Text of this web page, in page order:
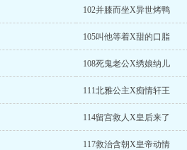
102并膝而坐X异世烤鸭
105叫他等着X甜的口脂
108死鬼老公X绣娘纳儿
111北雅公主X痴情轩王
114留宫救人X皇后来了
117救治含朝X皇帝动情